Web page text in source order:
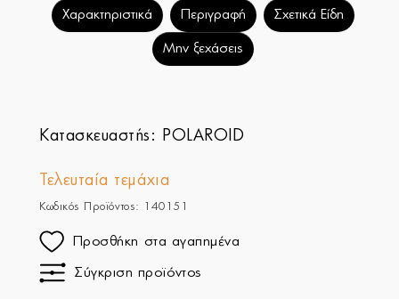
Χαρακτηριστικά Περιγραφή Σχετικά Είδη
Μην ξεχάσεις
Κατασκευαστής: POLAROID
Τελευταία τεμάχια
Κωδικός Προϊόντος: 140151
Προσθήκη στα αγαπημένα
Σύγκριση προϊόντος